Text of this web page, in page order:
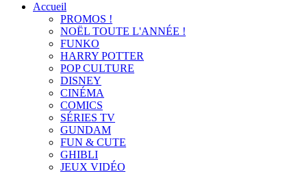
Accueil
PROMOS !
NOËL TOUTE L'ANNÉE !
FUNKO
HARRY POTTER
POP CULTURE
DISNEY
CINÉMA
COMICS
SÉRIES TV
GUNDAM
FUN & CUTE
GHIBLI
JEUX VIDÉO